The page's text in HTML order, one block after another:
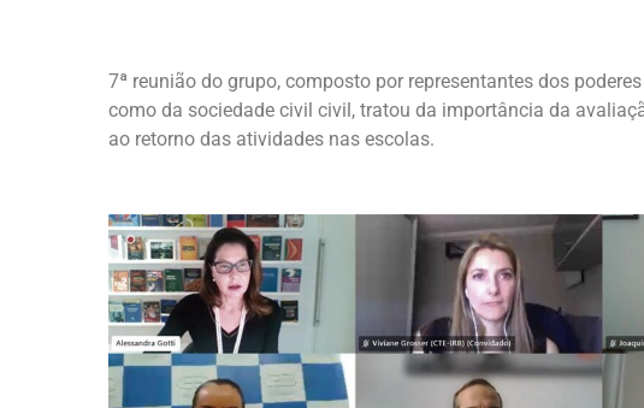
7ª reunião do grupo, composto por representantes dos
como da sociedade civil civil, tratou da importância da
ao retorno das atividades nas escolas.